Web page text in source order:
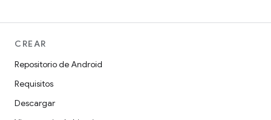
CREAR
Repositorio de Android
Requisitos
Descargar